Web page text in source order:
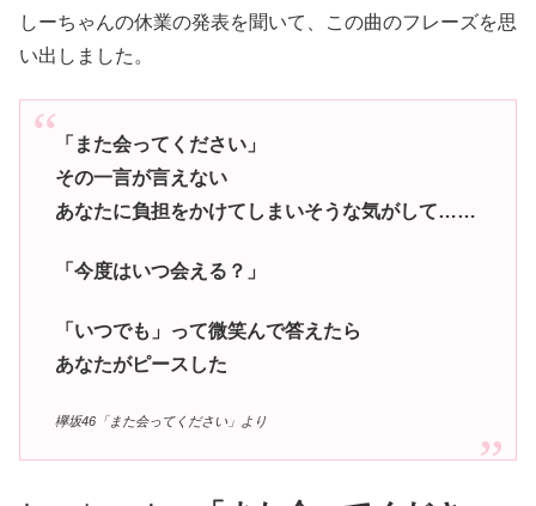
しーちゃんの休業の発表を聞いて、この曲のフレーズを思
い出しました。
「また会ってください」
その一言が言えない
あなたに負担をかけてしまいそうな気がして……
「今度はいつ会える？」
「いつでも」って微笑んで答えたら
あなたがピースした
欅坂46「また会ってください」より